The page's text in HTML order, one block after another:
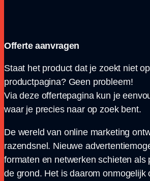
Offerte aanvragen
Staat het product dat je zoekt niet
productpagina? Geen probleem!
Via deze offertepagina kun je
waar je precies naar op zoek bent.
De wereld van online marketing
razendsnel. Nieuwe
formaten en netwerken schieten als
de grond. Het is daarom onmogelijk